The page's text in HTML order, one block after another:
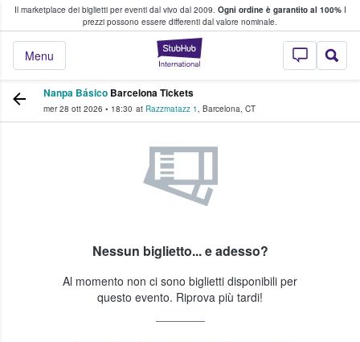
Il marketplace dei biglietti per eventi dal vivo dal 2009. Ogni ordine è garantito al 100%I
prezzi possono essere differenti dal valore nominale.
StubHub - Dove
Menu
fan comprano e vendono biglietti
Nanpa Básico Barcelona Tickets
mer 28 ott 2026 • 18:30 at Razzmatazz 1, Barcelona, CT
Nessun biglietto... e adesso?
Al momento non ci sono biglietti disponibili per
questo evento. Riprova più tardi!